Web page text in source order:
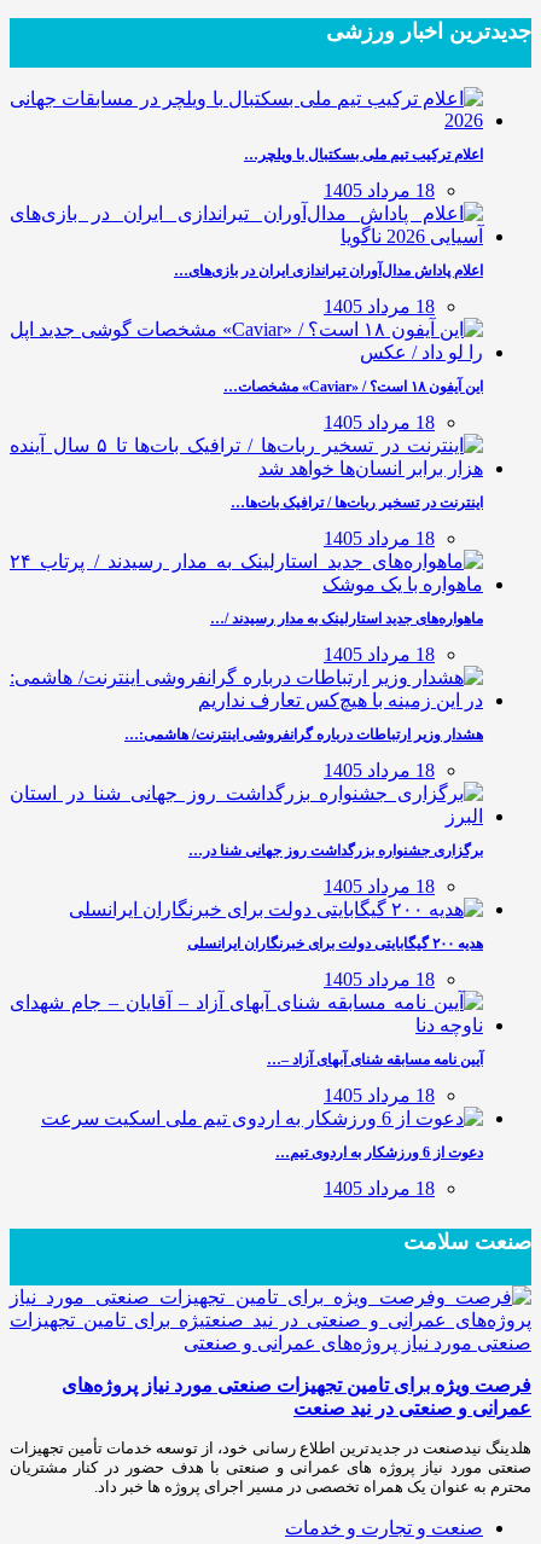
جدیدترین‌ اخبار ورزشی
اعلام ترکیب تیم ملی بسکتبال با ویلچر…
18 مرداد 1405
اعلام پاداش مدال‌آوران تیراندازی ایران در بازی‌های…
18 مرداد 1405
این آیفون ۱۸ است؟ / «Caviar» مشخصات…
18 مرداد 1405
اینترنت در تسخیر ربات‌ها / ترافیک بات‌ها…
18 مرداد 1405
ماهواره‌های جدید استارلینک به مدار رسیدند /…
18 مرداد 1405
هشدار وزیر ارتباطات درباره گرانفروشی اینترنت/ هاشمی:…
18 مرداد 1405
برگزاری جشنواره بزرگداشت روز جهانی شنا در…
18 مرداد 1405
هدیه ۲۰۰ گیگابایتی دولت برای خبرنگاران ایرانسلی
18 مرداد 1405
آیین نامه مسابقه شنای آبهای آزاد –…
18 مرداد 1405
دعوت از 6 ورزشکار به اردوی تیم…
18 مرداد 1405
صنعت سلامت
فرصت ویژه برای تامین تجهیزات صنعتی مورد نیاز پروژه‌های
عمرانی و صنعتی در نید صنعت
هلدینگ نیدصنعت در جدیدترین اطلاع رسانی خود، از توسعه خدمات تأمین تجهیزات
صنعتی مورد نیاز پروژه های عمرانی و صنعتی با هدف حضور در کنار مشتریان
محترم به عنوان یک همراه تخصصی در مسیر اجرای پروژه ها خبر داد.
صنعت و تجارت و خدمات